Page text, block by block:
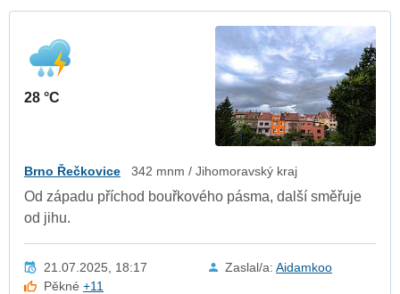
28 °C
Brno Řečkovice 342 mnm / Jihomoravský kraj
Od západu příchod bouřkového pásma, další směřuje
od jihu.
21.07.2025, 18:17 Zaslal/a: Aidamkoo
Pěkné+11